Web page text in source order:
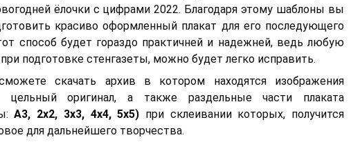
ёлочки с цифрами 2022. Благодаря этому шаблоны вы
красиво оформленный плакат для его последующего
способ будет гораздо практичней и надежней, ведь любую
подготовке стенгазеты, можно будет легко исправить.
скачать архив в котором находятся изображения
цельный оригинал, а также раздельные части плаката
А3, 2х2, 3х3, 4х4, 5х5) при склеивании которых, получится
для дальнейшего творчества.